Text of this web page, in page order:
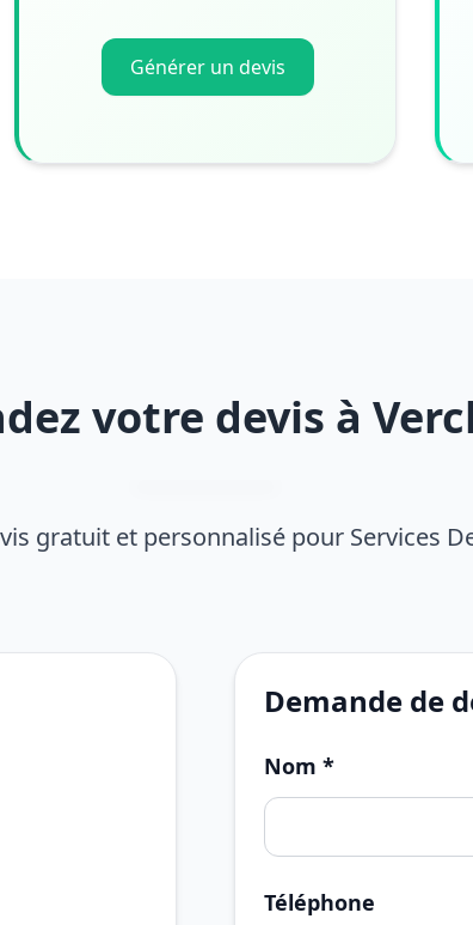
Générer un devis
votre devis à
gratuit et personnalisé pour Services
Demande de
Nom *
Téléphone